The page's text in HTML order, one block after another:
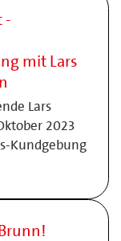
-
mit Lars
Lars
2023
Kundgebung